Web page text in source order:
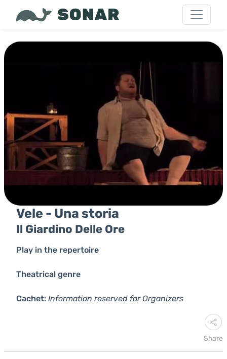
Vele - Una storia
Il Giardino Delle Ore
Play in the repertoire
Theatrical genre
Cachet: Information reserved for Organizers
Share